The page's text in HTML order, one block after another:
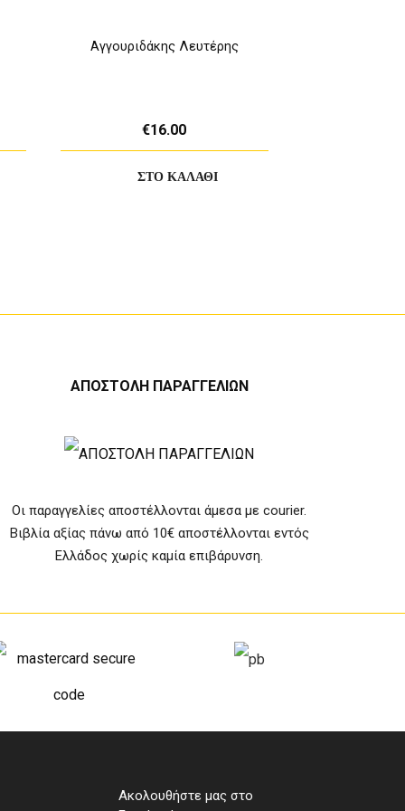
Αγγουριδάκης Λευτέρης
€16.00
ΑΠΟΣΤΟΛΗ ΠΑΡΑΓΓΕΛΙΩΝ
Οι παραγγελίες αποστέλλονται άμεσα με courier.
Βιβλία αξίας πάνω από 10€ αποστέλλονται εντός
Ελλάδος χωρίς καμία επιβάρυνση.
Ακολουθήστε μας στο